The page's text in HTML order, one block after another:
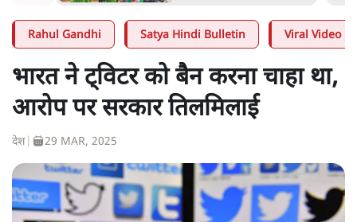
Rahul Gandhi Satya Hindi Bulletin Viral Video
भारत ने ट्विटर को बैन करना चाहा था,
आरोप पर सरकार तिलमिलाई
देश 29 MAR, 2025